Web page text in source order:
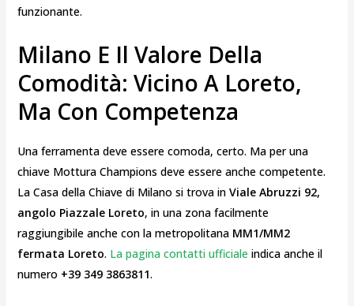
funzionante.
Milano E Il Valore Della
Comodità: Vicino A Loreto,
Ma Con Competenza
Una ferramenta deve essere comoda, certo. Ma per una
chiave Mottura Champions deve essere anche competente.
La Casa della Chiave di Milano si trova in Viale Abruzzi 92,
angolo Piazzale Loreto, in una zona facilmente
raggiungibile anche con la metropolitana MM1/MM2
fermata Loreto. La pagina contatti ufficiale indica anche il
numero +39 349 3863811.